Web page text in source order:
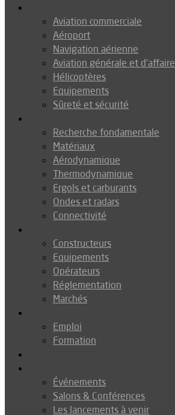
Aviation commerciale
Aéroport
Navigation aérienne
Aviation générale et d’affaire
Hélicoptères
Equipements
Sûreté et sécurité
Recherche fondamentale
Matériaux
Aérodynamique
Thermodynamique
Ergols et carburants
Ondes et radars
Connectivité
Constructeurs
Equipements
Opérateurs
Réglementation
Marchés
Emploi
Formation
Événements
Salons & Conférences
Les lancements à venir